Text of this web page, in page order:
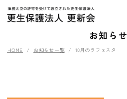
お知らせ
HOME お知らせ一覧 10月のラフェスタ